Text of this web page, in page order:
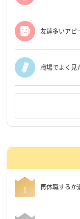
友達多いアピ
職場でよく見
再休職するか